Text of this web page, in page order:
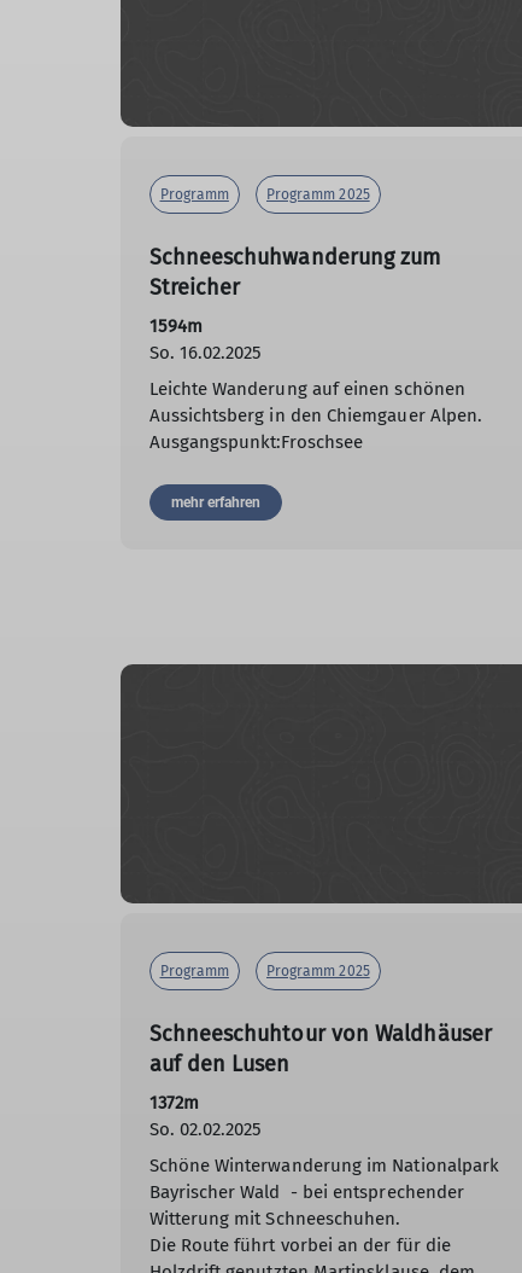
Programm Programm 2025
Schneeschuhwanderung zum
Streicher
1594m
So. 16.02.2025
Leichte Wanderung auf einen schönen
Aussichtsberg in den Chiemgauer Alpen.
Ausgangspunkt:Froschsee
mehr erfahren
Programm Programm 2025
Schneeschuhtour von Waldhäuser
auf den Lusen
1372m
So. 02.02.2025
Schöne Winterwanderung im Nationalpark
Bayrischer Wald - bei entsprechender
Witterung mit Schneeschuhen.
Die Route führt vorbei an der für die